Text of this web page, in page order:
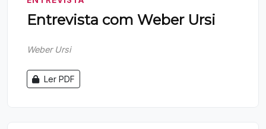
Entrevista com Weber Ursi
Weber Ursi
Ler PDF